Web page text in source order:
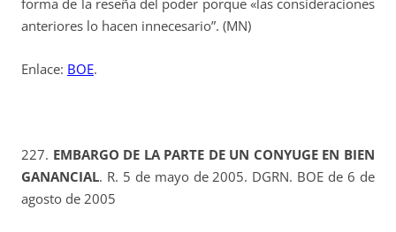
forma de la reseña del poder porque «las consideraciones
anteriores lo hacen innecesario”. (MN)
Enlace: BOE.
227. EMBARGO DE LA PARTE DE UN CONYUGE EN BIEN
GANANCIAL. R. 5 de mayo de 2005. DGRN. BOE de 6 de
agosto de 2005